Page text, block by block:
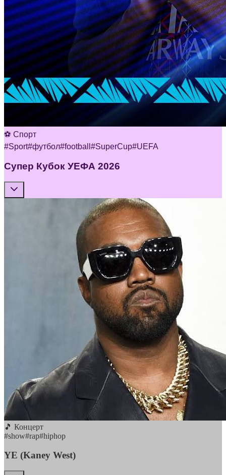
⚽ Спорт
#Sport#футбол#football #SuperCup#UEFA
Супер Кубок УЕФА 2026
🎵 Концерт
#show#rap#hiphop
YE (Kaney West)